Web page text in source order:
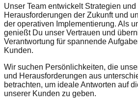
Unser Team entwickelt Strategien
Herausforderungen der Zukunft und
der operativen Implementierung. Als
genießt Du unser Vertrauen und
Verantwortung für spannende
Kunden.
Wir suchen Persönlichkeiten, die
und Herausforderungen aus
betrachten, um ideale Antworten auf
unserer Kunden zu geben.